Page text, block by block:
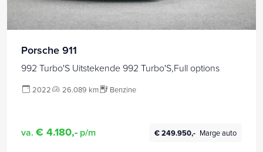
Porsche 911
992 Turbo'S Uitstekende 992 Turbo'S,Full options
2022 26.089 km Benzine
va. € 4.180,- p/m € 249.950,- Marge auto